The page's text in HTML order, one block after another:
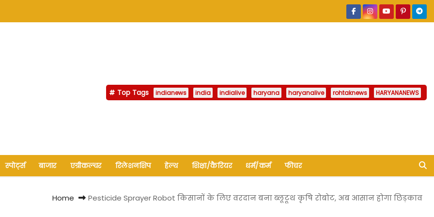
Top Tags indianews india indialive haryana haryanalive rohtaknews HARYANANEWS
स्पोर्ट्स बाजार एग्रीकल्चर रिलेशनशिप हेल्थ शिक्षा/कैरियर धर्म/कर्म फीचर
Home Pesticide Sprayer Robot किसानों के लिए वरदान बना ब्लूटूथ कृषि रोबोट, अब आसान होगा छिड़काव